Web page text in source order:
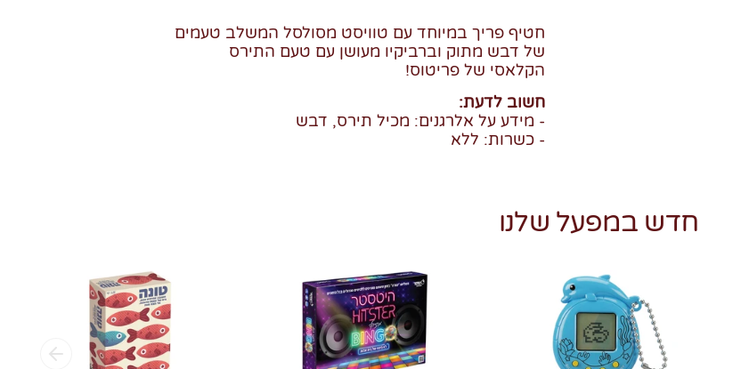
חטיף פריך במיוחד עם טוויסט מסולסל המשלב טעמים
של דבש מתוק וברביקיו מעושן עם טעם התירס
הקלאסי של פריטוס!
חשוב לדעת:
- מידע על אלרגנים: מכיל תירס, דבש
- כשרות: ללא
חדש במפעל שלנו